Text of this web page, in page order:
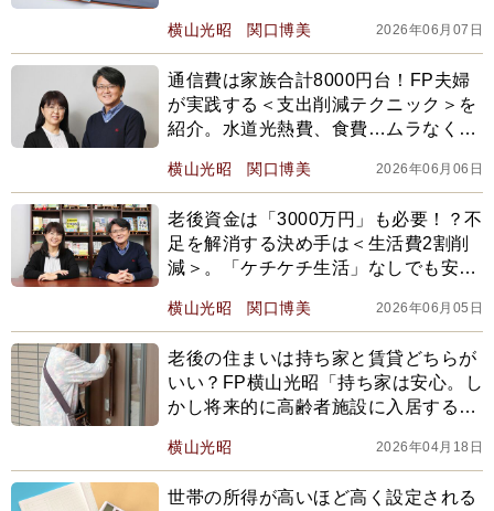
横山光昭 関口博美 2026年06月07日
通信費は家族合計8000円台！FP夫婦
が実践する＜支出削減テクニック＞を
紹介。水道光熱費、食費…ムラなく節
横山光昭 関口博美 2026年06月06日
老後資金は「3000万円」も必要！？不
足を解消する決め手は＜生活費2割削
減＞。「ケチケチ生活」なしでも安心
説
横山光昭 関口博美 2026年06月05日
老後の住まいは持ち家と賃貸どちらが
いい？FP横山光昭「持ち家は安心。し
かし将来的に高齢者施設に入居する予
横山光昭 2026年04月18日
世帯の所得が高いほど高く設定される